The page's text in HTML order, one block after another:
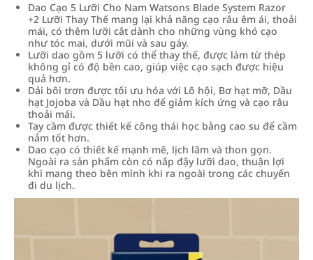
Dao Cạo 5 Lưỡi Cho Nam Watsons Blade System Razor
+2 Lưỡi Thay Thế mang lại khả năng cạo râu êm ái, thoải
mái, có thêm lưỡi cắt dành cho những vùng khó cạo
như tóc mai, dưới mũi và sau gáy.
Lưỡi dao gồm 5 lưỡi có thể thay thế, được làm từ thép
không gỉ có độ bền cao, giúp việc cạo sạch được hiệu
quả hơn.
Dải bôi trơn được tối ưu hóa với Lô hội, Bơ hạt mỡ, Dầu
hạt Jojoba và Dầu hạt nho để giảm kích ứng và cạo râu
thoải mái.
Tay cầm được thiết kế công thái học bằng cao su để cầm
nắm tốt hơn.
Dao cạo có thiết kế mạnh mẽ, lịch lãm và thon gọn.
Ngoài ra sản phẩm còn có nắp đậy lưỡi dao, thuận lợi
khi mang theo bên mình khi ra ngoài trong các chuyến
đi du lịch.